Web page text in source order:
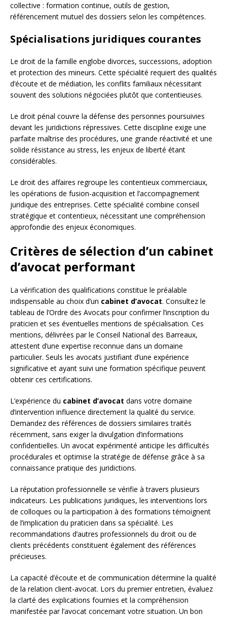
collective : formation continue, outils de gestion,
référencement mutuel des dossiers selon les compétences.
Spécialisations juridiques courantes
Le droit de la famille englobe divorces, successions, adoption
et protection des mineurs. Cette spécialité requiert des qualités
d’écoute et de médiation, les conflits familiaux nécessitant
souvent des solutions négociées plutôt que contentieuses.
Le droit pénal couvre la défense des personnes poursuivies
devant les juridictions répressives. Cette discipline exige une
parfaite maîtrise des procédures, une grande réactivité et une
solide résistance au stress, les enjeux de liberté étant
considérables.
Le droit des affaires regroupe les contentieux commerciaux,
les opérations de fusion-acquisition et l’accompagnement
juridique des entreprises. Cette spécialité combine conseil
stratégique et contentieux, nécessitant une compréhension
approfondie des enjeux économiques.
Critères de sélection d’un cabinet
d’avocat performant
La vérification des qualifications constitue le préalable
indispensable au choix d’un cabinet d’avocat. Consultez le
tableau de l’Ordre des Avocats pour confirmer l’inscription du
praticien et ses éventuelles mentions de spécialisation. Ces
mentions, délivrées par le Conseil National des Barreaux,
attestent d’une expertise reconnue dans un domaine
particulier. Seuls les avocats justifiant d’une expérience
significative et ayant suivi une formation spécifique peuvent
obtenir ces certifications.
L’expérience du cabinet d’avocat dans votre domaine
d’intervention influence directement la qualité du service.
Demandez des références de dossiers similaires traités
récemment, sans exiger la divulgation d’informations
confidentielles. Un avocat expérimenté anticipe les difficultés
procédurales et optimise la stratégie de défense grâce à sa
connaissance pratique des juridictions.
La réputation professionnelle se vérifie à travers plusieurs
indicateurs. Les publications juridiques, les interventions lors
de colloques ou la participation à des formations témoignent
de l’implication du praticien dans sa spécialité. Les
recommandations d’autres professionnels du droit ou de
clients précédents constituent également des références
précieuses.
La capacité d’écoute et de communication détermine la qualité
de la relation client-avocat. Lors du premier entretien, évaluez
la clarté des explications fournies et la compréhension
manifestée par l’avocat concernant votre situation. Un bon